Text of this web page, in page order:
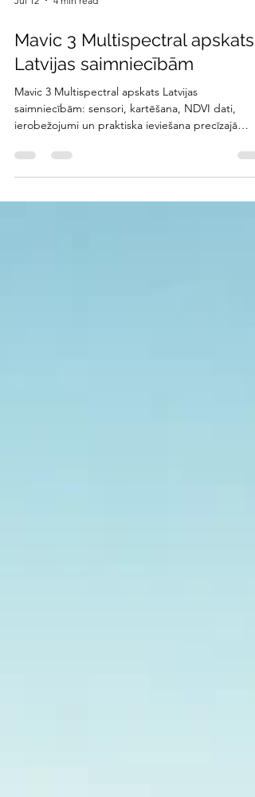
Jul 12 4 min read
Mavic 3 Multispectral apskats
Latvijas saimniecībām
saimniecībām: sensori, kartēšana, NDVI dati,
ierobežojumi un praktiska ieviešana precīzajā